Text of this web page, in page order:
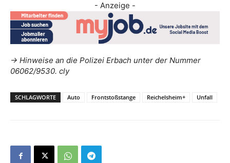
- Anzeige -
-> Hinweise an die Polizei Erbach unter der Nummer
06062/9530. cly
SCHLAGWORTE Auto Frontstoßstange Reichelsheim+ Unfall